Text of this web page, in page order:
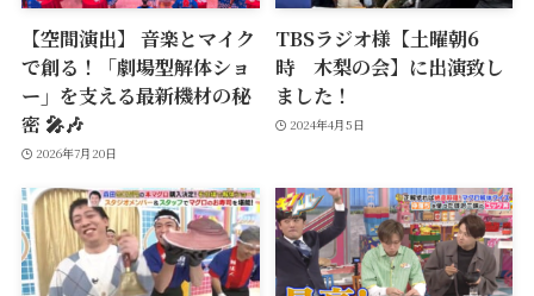
【空間演出】 音楽とマイク
で創る！「劇場型解体ショ
ー」を支える最新機材の秘
密 🎤🎶
2026年7月20日
TBSラジオ様【土曜朝6
時 木梨の会】に出演致し
ました！
2024年4月5日